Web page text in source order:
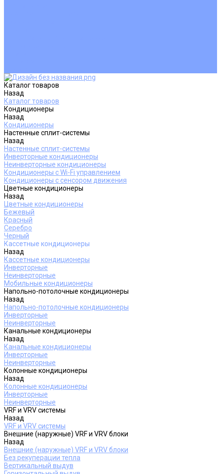
Каталог товаров
Назад
Каталог товаров
Кондиционеры
Назад
Кондиционеры
Настенные сплит-системы
Назад
Настенные сплит-системы
Инверторные кондиционеры
Неинверторные кондиционеры
Кондиционеры с Wi-Fi управлением
Кондиционеры с сенсором движения
Цветные кондиционеры
Назад
Цветные кондиционеры
Бежевый
Красный
Серебро
Черный
Кассетные кондиционеры
Назад
Кассетные кондиционеры
Инверторные
Неинверторные
Мобильные кондиционеры
Напольно-потолочные кондиционеры
Назад
Напольно-потолочные кондиционеры
Инверторные
Неинверторные
Канальные кондиционеры
Назад
Канальные кондиционеры
Инверторные
Неинверторные
Колонные кондиционеры
Назад
Колонные кондиционеры
Инверторные
Неинверторные
VRF и VRV системы
Назад
VRF и VRV системы
Внешние (наружные) VRF и VRV блоки
Назад
Внешние (наружные) VRF и VRV блоки
Без рекуперации тепла
Вертикальный выдув